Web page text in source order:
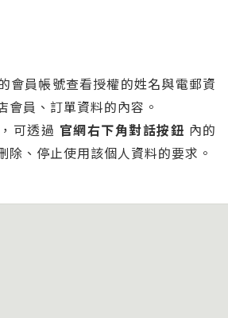
會員帳號查看授權的姓名與電郵資
會員、訂單資料的內容。
可透過 官網右下角對話按鈕 內的
除、停止使用該個人資料的要求。